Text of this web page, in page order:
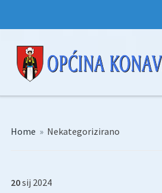
Home » Nekategorizirano
20sij 2024